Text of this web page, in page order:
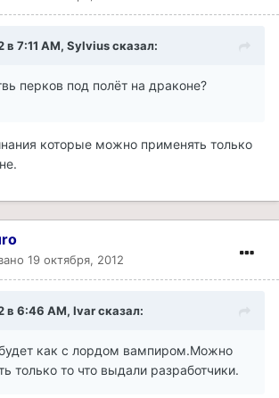
в 7:11 AM, Sylvius сказал:
перков под полёт на драконе?
которые можно применять только
19 октября, 2012
в 6:46 AM, Ivar сказал:
как с лордом вампиром.Можно
только то что выдали разработчики.